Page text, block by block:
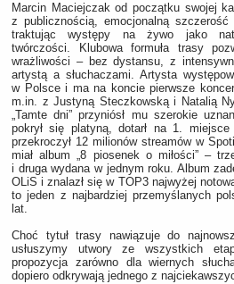
Marcin Maciejczak od początku swojej
z publicznością, emocjonalną
traktując występy na żywo jako
twórczości. Klubowa formuła trasy
wrażliwości – bez dystansu, z
artystą a słuchaczami. Artysta
w Polsce i ma na koncie pierwsze
m.in. z Justyną Steczkowską i Natalią
„Tamte dni” przyniósł mu szerokie
pokrył się platyną, dotarł na 1.
przekroczył 12 milionów streamów w
miał album „8 piosenek o miłości” –
i druga wydana w jednym roku. Album
OLiS i znalazł się w TOP3 najwyżej
to jeden z najbardziej przemyślanych
lat.
Choć tytuł trasy nawiązuje do
usłuszymy utwory ze wszystkich
propozycja zarówno dla wiernych
dopiero odkrywają jednego z